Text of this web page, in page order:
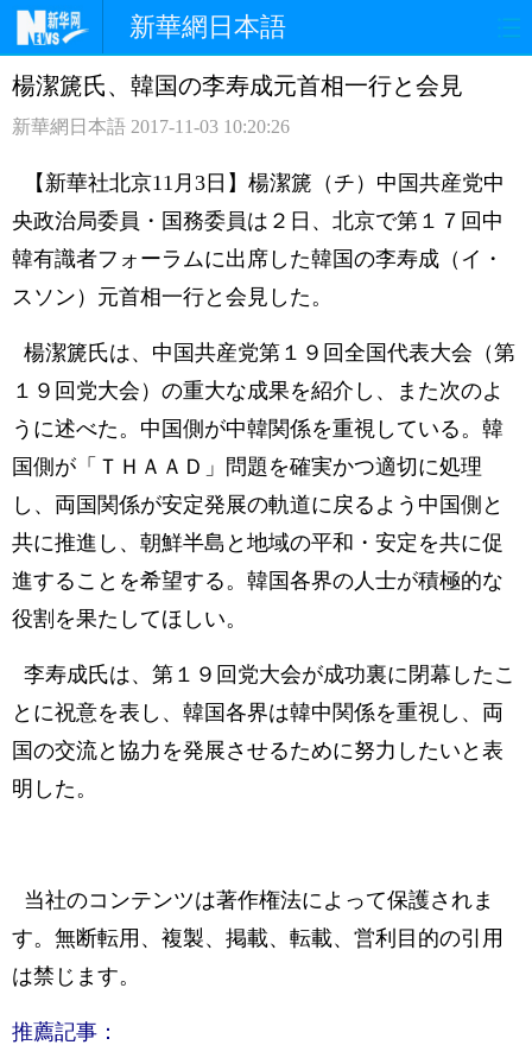
新華網日本語
ホームページ 政治 経済
観光 評論 写真
中日対訳
楊潔篪氏、韓国の李寿成元首相一行と会見
新華網日本語 2017-11-03 10:20:26
【新華社北京11月3日】楊潔篪（チ）中国共産党中
央政治局委員・国務委員は２日、北京で第１７回中
韓有識者フォーラムに出席した韓国の李寿成（イ・
スソン）元首相一行と会見した。
楊潔篪氏は、中国共産党第１９回全国代表大会（第
１９回党大会）の重大な成果を紹介し、また次のよ
うに述べた。中国側が中韓関係を重視している。韓
国側が「ＴＨＡＡＤ」問題を確実かつ適切に処理
し、両国関係が安定発展の軌道に戻るよう中国側と
共に推進し、朝鮮半島と地域の平和・安定を共に促
進することを希望する。韓国各界の人士が積極的な
役割を果たしてほしい。
李寿成氏は、第１９回党大会が成功裏に閉幕したこ
とに祝意を表し、韓国各界は韓中関係を重視し、両
国の交流と協力を発展させるために努力したいと表
明した。
当社のコンテンツは著作権法によって保護されま
す。無断転用、複製、掲載、転載、営利目的の引用
は禁じます。
推薦記事：